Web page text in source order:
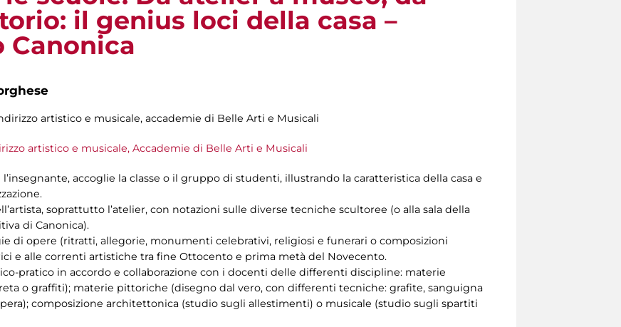
il genius loci della casa –
Canonica
artistico e musicale, accademie di Belle Arti e Musicali
artistico e musicale, Accademie di Belle Arti e Musicali
l’insegnante, accoglie la classe o il gruppo di studenti, illustrando la caratteristica della casa e
soprattutto l’atelier, con notazioni sulle diverse tecniche scultoree (o alla sala della
di Canonica).
di opere (ritratti, allegorie, monumenti celebrativi, religiosi e funerari o composizioni
e alle correnti artistiche tra fine Ottocento e prima metà del Novecento.
pratico in accordo e collaborazione con i docenti delle differenti discipline: materie
o graffiti); materie pittoriche (disegno dal vero, con differenti tecniche: grafite, sanguigna
composizione architettonica (studio sugli allestimenti) o musicale (studio sugli spartiti